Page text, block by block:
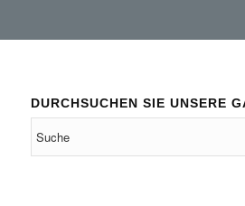
DURCHSUCHEN SIE UNSERE